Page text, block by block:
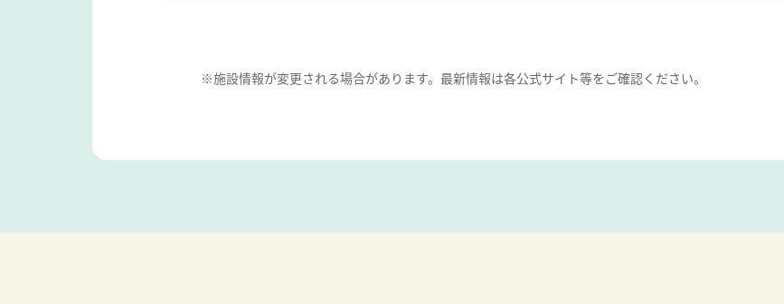
※施設情報が変更される場合があります。最新情報は各公式サイト等をご確認ください。